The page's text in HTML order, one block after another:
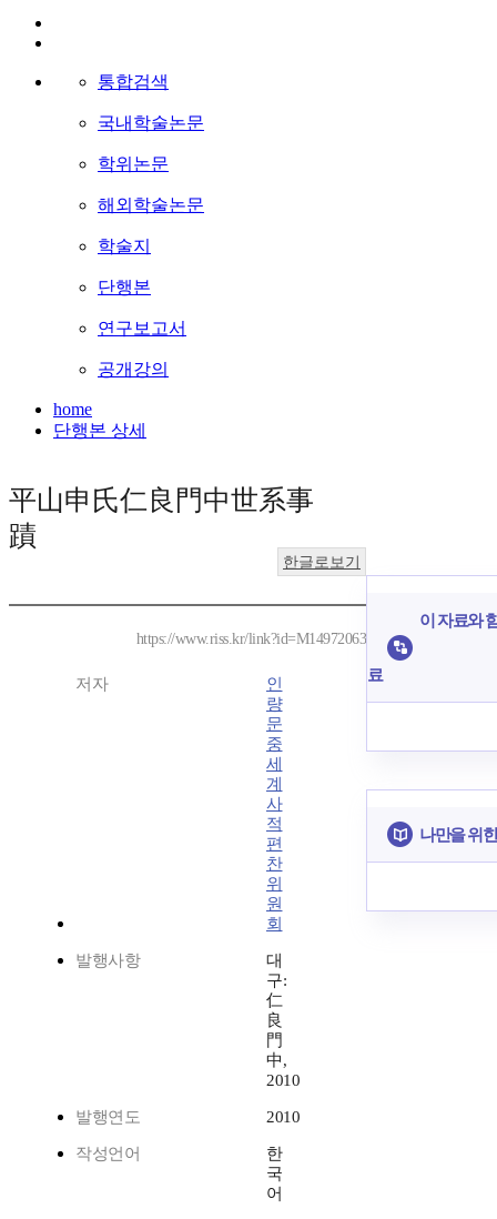
통합검색
국내학술논문
학위논문
해외학술논문
학술지
단행본
연구보고서
공개강의
home
단행본 상세
平山申氏仁良門中世系事
蹟
한글로보기
https://www.riss.kr/link?id=M14972063
저자
인
량
문
중
세
계
사
적
편
찬
위
원
회
발행사항
대
구:
仁
良
門
中,
2010
발행연도 2010
작성언어
한
국
어
이 자료와
료
나만을 위